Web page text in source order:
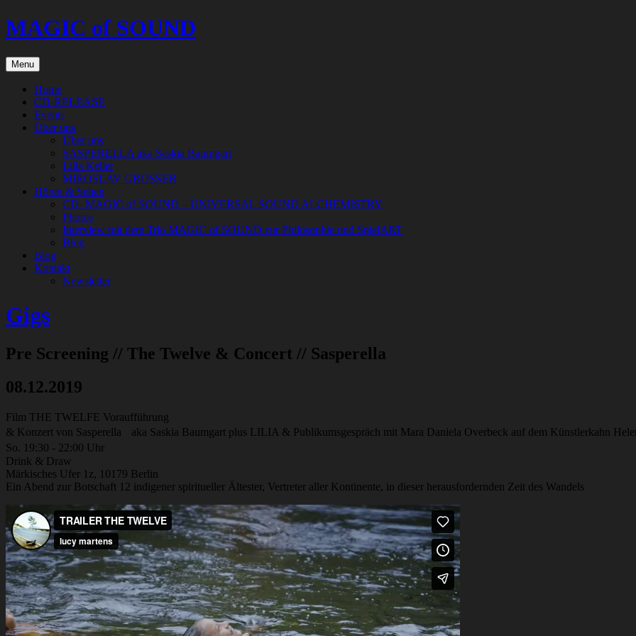
Skip
to
MAGIC of SOUND
Menu
Home
CD-RELEASE
Events
Über uns
Über uns
SASPERELLA aka Saskia Baumgart
Lilia Keller
MIROSLAV GROSSER
Hören & Sehen
CD- MAGIC of SOUND – UNIVERSAL SOUND ALCHEMISTRY
Photos
Interview mit dem Trio MAGIC of SOUND zur Philosophie und SpielART
Blog
Blog
Kontakt
Newsletter
Gigs
Pre Screening // The Twelve & Concert // Sasperella
08.12.2019
Film THE TWELFE Voraufführung
& Konzert von Sasperella aka Saskia Baumgart plus LILIA & Publikumsgespräch mit Mara Daniela Overbeck auf dem Künstlerkahn
So. 19:30 - 22:00 Uhr
Drink & Draw
Märkisches Ufer 1z, 10179 Berlin
Ein Abend zur Botschaft 12 indigener spiritueller Ältester, Vertreter aller Kontinente, in dieser herausfordernden Zeit des Wandels